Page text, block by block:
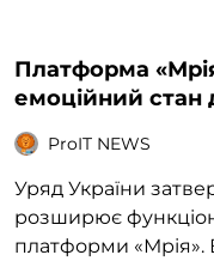
Платформа
емоційний стан
ProIT NEWS
Уряд України
розширює
платформи «Мрія».